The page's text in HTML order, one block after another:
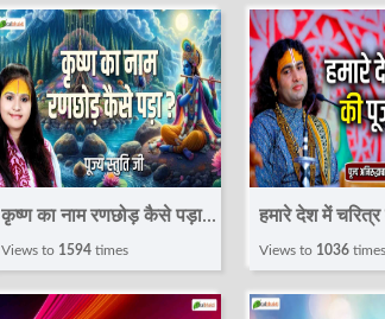
कृष्ण का नाम रणछोड़ कैसे पड़ा ?
! Speech ! Pujya Stuti Ji
Views to 1594 times
हमारे देश में चरित्र
है | Pravachan !
Views to 1036times